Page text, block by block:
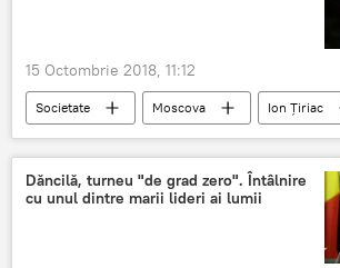
15 Octombrie 2018, 11:12
Societate Moscova
Ion Țiriac
Simona Halep
Cupa Kremlinului
tenis
România
Dăncilă, turneu "de grad zero". Întâlnire
cu unul dintre marii lideri ai lumii